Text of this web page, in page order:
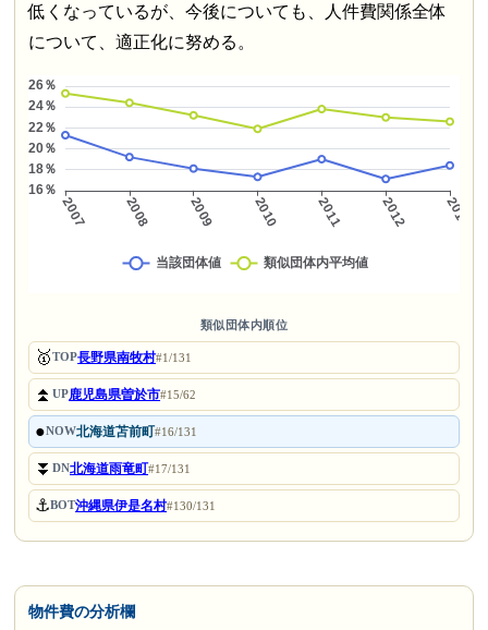
低くなっているが、今後についても、人件費関係全体
について、適正化に努める。
類似団体内順位
🥇TOP長野県南牧村#1/131
⏫UP鹿児島県曽於市#15/62
●NOW北海道苫前町#16/131
⏬DN北海道雨竜町#17/131
⚓BOT沖縄県伊是名村#130/131
物件費の分析欄